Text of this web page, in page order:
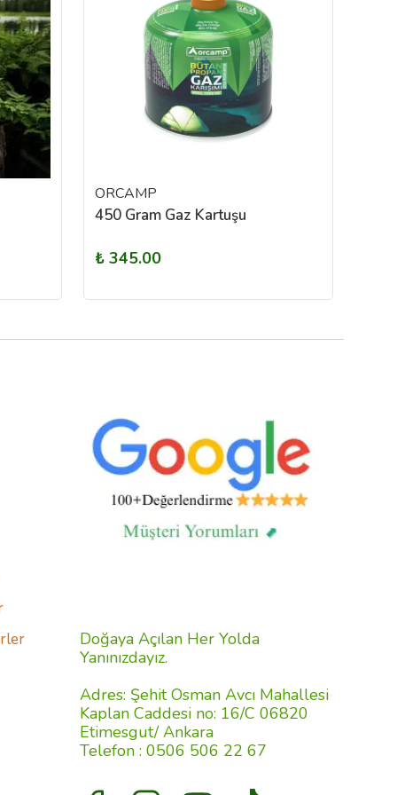
ORCAMP
450 Gram Gaz Kartuşu
₺ 345.00
Doğaya Açılan Her Yolda
Yanınızdayız.
Adres: Şehit Osman Avcı Mahallesi
Kaplan Caddesi no: 16/C 06820
Etimesgut/ Ankara
Telefon : 0506 506 22 67